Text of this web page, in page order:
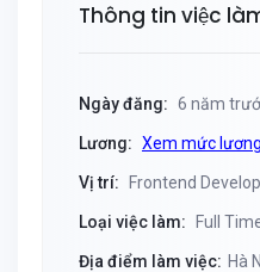
Thông tin việc
Ngày đăng: 6 năm
Lương: Xem mức lương
Vị trí: Frontend
Loại việc làm: Full
Địa điểm làm việc: Hà